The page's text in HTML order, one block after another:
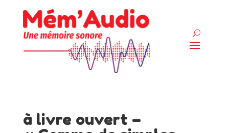
à livre ouvert –